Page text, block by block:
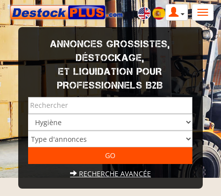
ANNONCES GROSSISTES,
DÉSTOCKAGE,
ET LIQUIDATION POUR
PROFESSIONNELS B2B
RECHERCHE AVANCÉE